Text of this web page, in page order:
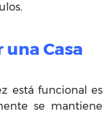
Casa
está funcional es
se mantiene